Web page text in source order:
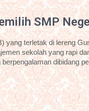
SMP
terletak di lereng
sekolah yang rapi
dibidang